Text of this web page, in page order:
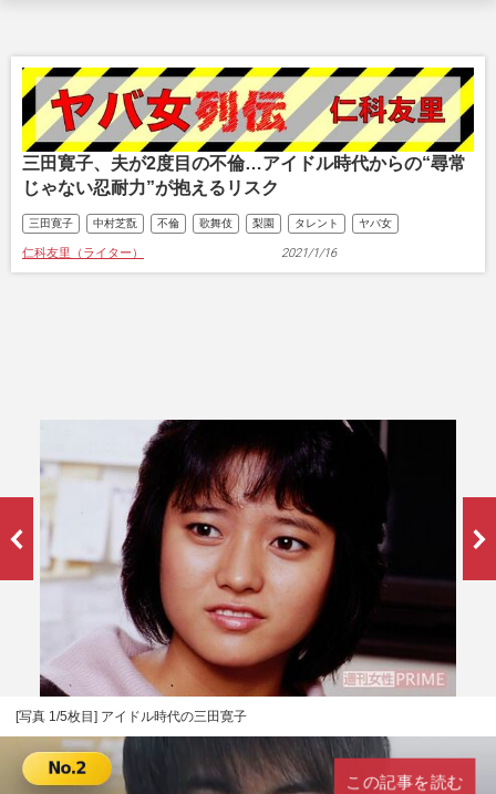
三田寛子、夫が2度目の不倫…アイドル時代からの“尋常
じゃない忍耐力”が抱えるリスク
三田寛子 中村芝翫 不倫 歌舞伎 梨園 タレント ヤバ女
仁科友里（ライター） 2021/1/16
[写真 1/5枚目] アイドル時代の三田寛子
この記事を読む